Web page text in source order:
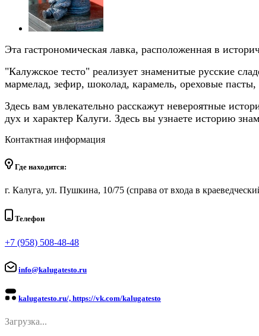
Эта гастрономическая лавка, расположенная в
"Калужское тесто" реализует знаменитые русские
мармелад, зефир, шоколад, карамель, ореховые
Здесь вам увлекательно расскажут невероятные
дух и характер Калуги. Здесь вы узнаете историю
Контактная информация
Где находится:
г. Калуга, ул. Пушкина, 10/75 (справа от входа в
Телефон
+7 (958) 508-48-48
info@kalugatesto.ru
kalugatesto.ru/, https://vk.com/kalugatesto
Загрузка...